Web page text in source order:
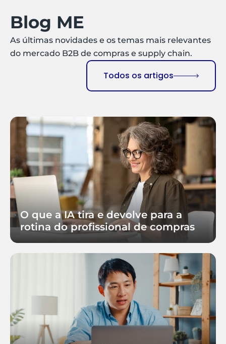
Blog ME
As últimas novidades e os temas mais relevantes
do mercado B2B de compras e supply chain.
Todos os artigos
O que a IA tira e devolve para a
rotina do profissional de compras